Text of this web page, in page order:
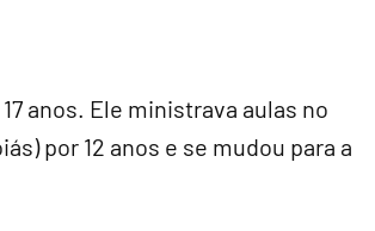
anos. Ele ministrava aulas no
por 12 anos e se mudou para a